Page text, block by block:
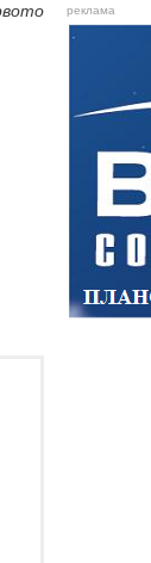
реклама